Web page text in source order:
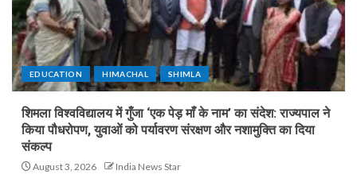
EDUCATION HIMACHAL SHIMLA
शिमला विश्वविद्यालय में गुँजा ‘एक पेड़ माँ के नाम’ का संदेश: राज्यपाल ने
किया पौधरोपण, युवाओं को पर्यावरण संरक्षण और नशामुक्ति का दिया
संकल्प
August 3, 2026 India News Star